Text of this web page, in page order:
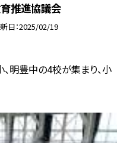
推進協議会
日 2025/02/19
明豊中の4校が集まり、小